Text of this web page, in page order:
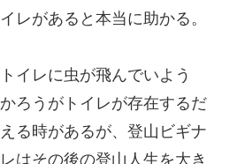
レがあると本当に助かる。
イレに虫が飛んでいよう
ろうがトイレが存在するだ
る時があるが、登山ビギナ
はその後の登山人生を大き